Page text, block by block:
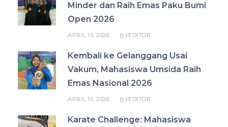
Minder dan Raih Emas Paku Bumi
Open 2026
APRIL 15, 2026 BYEDITOR
Kembali ke Gelanggang Usai
Vakum, Mahasiswa Umsida Raih
Emas Nasional 2026
APRIL 10, 2026 BYEDITOR
Karate Challenge: Mahasiswa